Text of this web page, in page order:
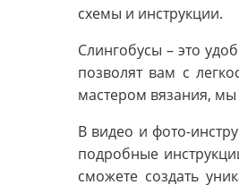
схемы и инструкции.
Слингобусы – это
позволят вам с
мастером вязания,
В видео и фото-
подробные
сможете создать